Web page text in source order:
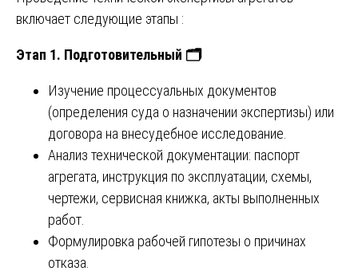
включает следующие этапы :
Этап 1. Подготовительный 🗂
Изучение процессуальных документов
(определения суда о назначении экспертизы) или
договора на внесудебное исследование.
Анализ технической документации: паспорт
агрегата, инструкция по эксплуатации, схемы,
чертежи, сервисная книжка, акты выполненных
работ.
Формулировка рабочей гипотезы о причинах
отказа.